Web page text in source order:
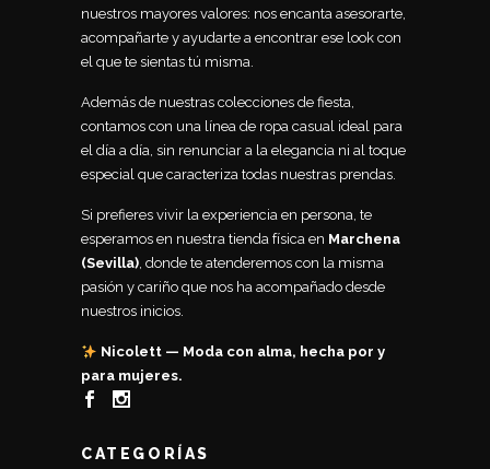
nuestros mayores valores: nos encanta asesorarte,
acompañarte y ayudarte a encontrar ese look con
el que te sientas tú misma.
Además de nuestras colecciones de fiesta,
contamos con una línea de ropa casual ideal para
el día a día, sin renunciar a la elegancia ni al toque
especial que caracteriza todas nuestras prendas.
Si prefieres vivir la experiencia en persona, te
esperamos en nuestra tienda física en Marchena
(Sevilla), donde te atenderemos con la misma
pasión y cariño que nos ha acompañado desde
nuestros inicios.
Nicolett — Moda con alma, hecha por y
para mujeres.
CATEGORÍAS